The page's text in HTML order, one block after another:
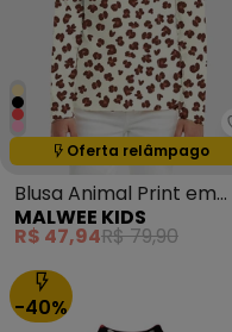
Oferta relâmpago
Termina em:01:23:59
Blusa Animal Print em
Ribana Off White
MALWEE KIDS
R$ 47,94R$ 79,90
-40%